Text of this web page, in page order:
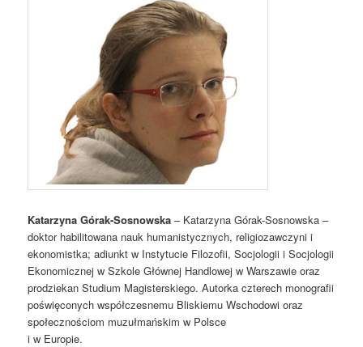
Katarzyna Górak-Sosnowska – Katarzyna Górak-Sosnowska –
doktor habilitowana nauk humanistycznych, religiozawczyni i
ekonomistka; adiunkt w Instytucie Filozofii, Socjologii i Socjologii
Ekonomicznej w Szkole Głównej Handlowej w Warszawie oraz
prodziekan Studium Magisterskiego. Autorka czterech monografii
poświęconych współczesnemu Bliskiemu Wschodowi oraz
społecznościom muzułmańskim w Polsce
i w Europie.